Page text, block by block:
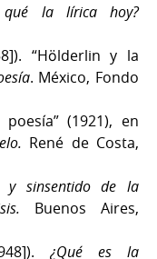
qué la lírica hoy?
“Hölderlin y la
. México, Fondo
(1921), en
René de Costa,
y sinsentido de la
Buenos Aires,
¿Qué es la